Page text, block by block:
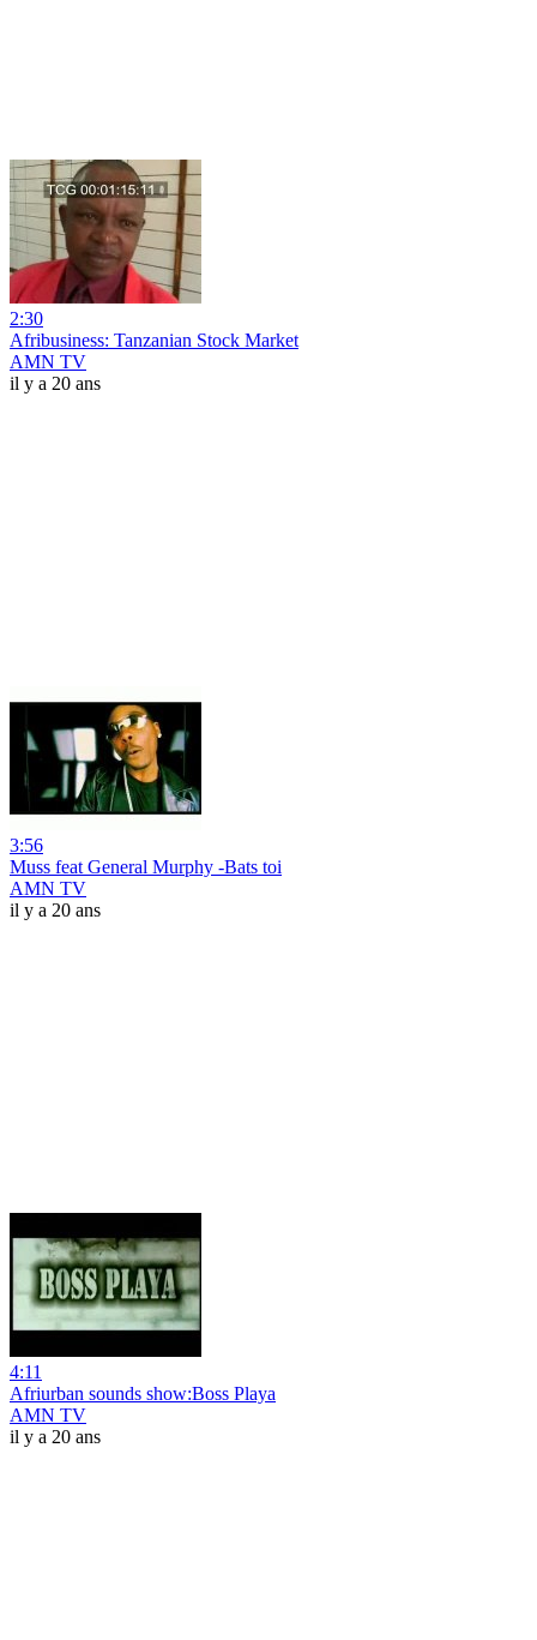
2:30
Afribusiness: Tanzanian Stock Market
AMN TV
il y a 20 ans
3:56
Muss feat General Murphy -Bats toi
AMN TV
il y a 20 ans
4:11
Afriurban sounds show:Boss Playa
AMN TV
il y a 20 ans